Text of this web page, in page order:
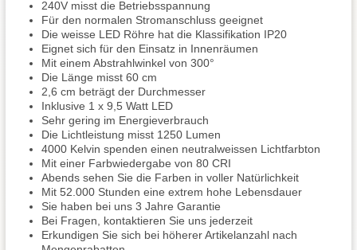
240V misst die Betriebsspannung
Für den normalen Stromanschluss geeignet
Die weisse LED Röhre hat die Klassifikation IP20
Eignet sich für den Einsatz in Innenräumen
Mit einem Abstrahlwinkel von 300°
Die Länge misst 60 cm
2,6 cm beträgt der Durchmesser
Inklusive 1 x 9,5 Watt LED
Sehr gering im Energieverbrauch
Die Lichtleistung misst 1250 Lumen
4000 Kelvin spenden einen neutralweissen Lichtfarbton
Mit einer Farbwiedergabe von 80 CRI
Abends sehen Sie die Farben in voller Natürlichkeit
Mit 52.000 Stunden eine extrem hohe Lebensdauer
Sie haben bei uns 3 Jahre Garantie
Bei Fragen, kontaktieren Sie uns jederzeit
Erkundigen Sie sich bei höherer Artikelanzahl nach